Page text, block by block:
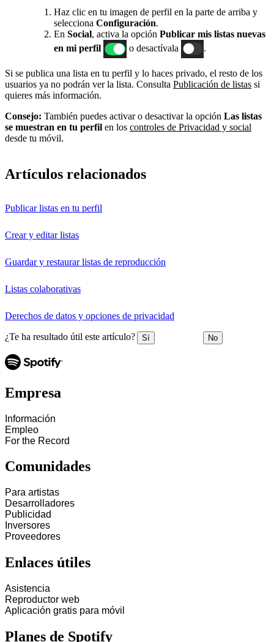
Haz clic en tu imagen de perfil en la parte de arriba y
selecciona Configuración.
En Social, activa la opción Publicar mis listas nuevas
en mi perfil
o desactívala
Si se publica una lista en tu perfil y lo haces privado, el resto de los
usuarios ya no podrán ver la lista. Consulta Publicación de listas si
quieres más información.
Consejo: También puedes activar o desactivar la opción Las listas
se muestran en tu perfil en los controles de Privacidad y social
desde tu móvil.
Artículos relacionados
Publicar listas en tu perfil
Crear y editar listas
Guardar y restaurar listas de reproducción
Listas colaborativas
Derechos de datos y opciones de privacidad
¿Te ha resultado útil este artículo? Sí No
Empresa
Información
Empleo
For the Record
Comunidades
Para artistas
Desarrolladores
Publicidad
Inversores
Proveedores
Enlaces útiles
Asistencia
Reproductor web
Aplicación gratis para móvil
Planes de Spotify